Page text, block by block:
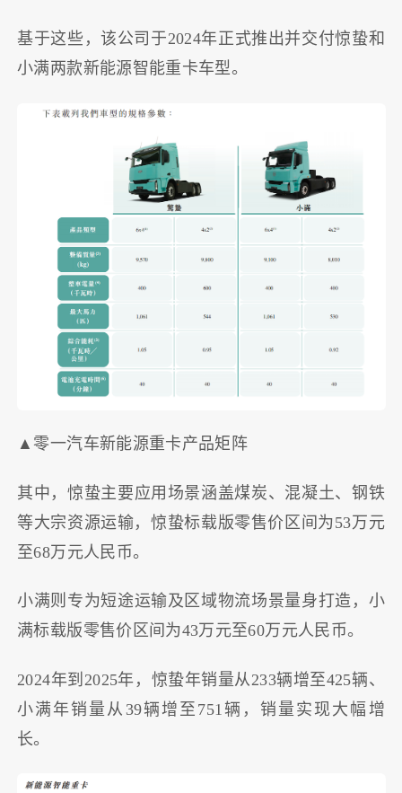
基于这些，该公司于2024年正式推出并交付惊蛰和
小满两款新能源智能重卡车型。
▲零一汽车新能源重卡产品矩阵
其中，惊蛰主要应用场景涵盖煤炭、混凝土、钢铁
等大宗资源运输，惊蛰标载版零售价区间为53万元
至68万元人民币。
小满则专为短途运输及区域物流场景量身打造，小
满标载版零售价区间为43万元至60万元人民币。
2024年到2025年，惊蛰年销量从233辆增至425辆、
小满年销量从39辆增至751辆，销量实现大幅增
长。